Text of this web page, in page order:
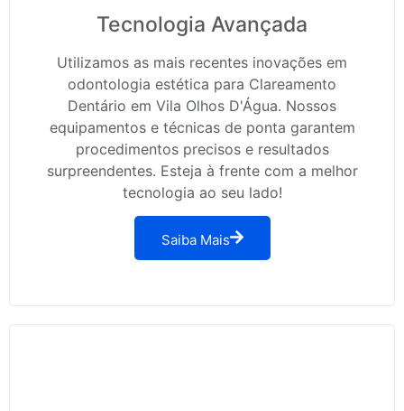
Tecnologia Avançada
Utilizamos as mais recentes inovações em
odontologia estética para Clareamento
Dentário em Vila Olhos D'Água. Nossos
equipamentos e técnicas de ponta garantem
procedimentos precisos e resultados
surpreendentes. Esteja à frente com a melhor
tecnologia ao seu lado!
Saiba Mais